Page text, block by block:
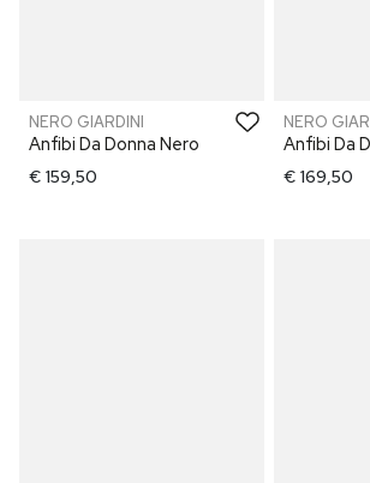
NERO GIARDINI
Anfibi Da Donna Nero
€ 159,50
NERO
Anfibi Da
€ 169,50